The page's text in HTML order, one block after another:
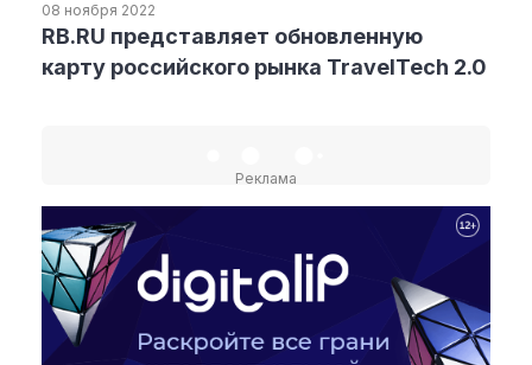
Рубрики
Искусство
Дизайн и мода
Реклама и маркетинг
Архитектура и урбанистика
Наука и технологии
08 ноября 2022
RB.RU представляет обновленную
карту российского рынка TravelTech 2.0
Реклама